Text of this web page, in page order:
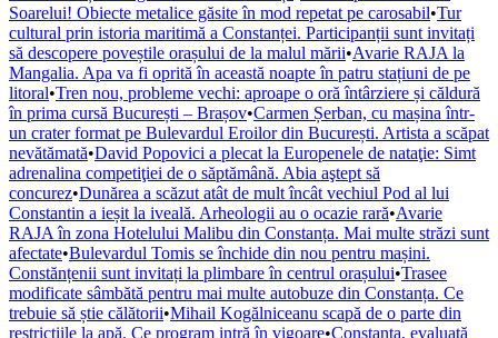
Soarelui! Obiecte metalice găsite în mod repetat pe carosabil•Tur
cultural prin istoria maritimă a Constanței. Participanții sunt invitați
să descopere poveștile orașului de la malul mării•Avarie RAJA la
Mangalia. Apa va fi oprită în această noapte în patru stațiuni de pe
litoral•Tren nou, probleme vechi: aproape o oră întârziere și căldură
în prima cursă București – Brașov•Carmen Șerban, cu mașina într-
un crater format pe Bulevardul Eroilor din București. Artista a scăpat
nevătămată•David Popovici a plecat la Europenele de nataţie: Simt
adrenalina competiţiei de o săptămână. Abia aştept să
concurez•Dunărea a scăzut atât de mult încât vechiul Pod al lui
Constantin a ieșit la iveală. Arheologii au o ocazie rară•Avarie
RAJA în zona Hotelului Malibu din Constanța. Mai multe străzi sunt
afectate•Bulevardul Tomis se închide din nou pentru mașini.
Constănțenii sunt invitați la plimbare în centrul orașului•Trasee
modificate sâmbătă pentru mai multe autobuze din Constanța. Ce
trebuie să știe călătorii•Mihail Kogălniceanu scapă de o parte din
restricțiile la apă. Ce program intră în vigoare•Constanța, evaluată